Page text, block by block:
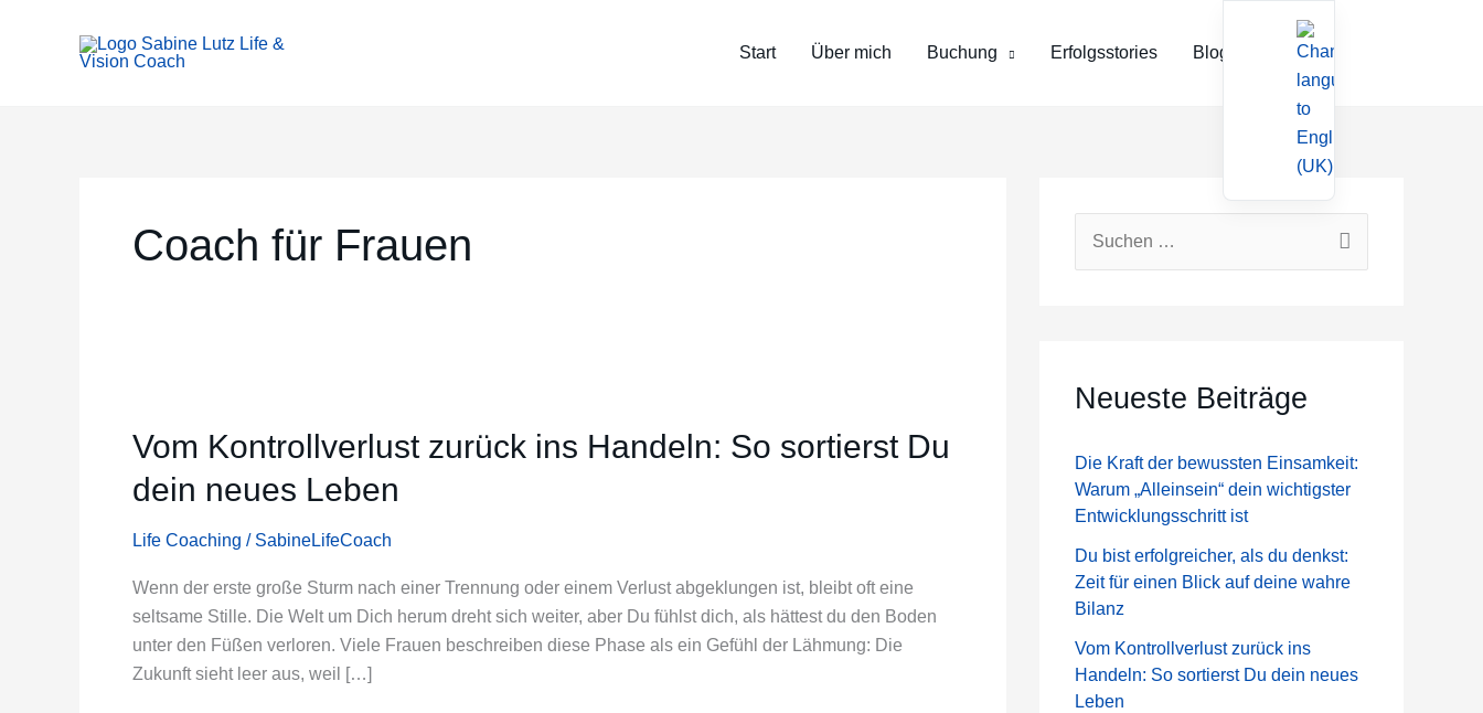
Start Über mich Buchung Erfolgsstories Blog Kontakt
Coach für Frauen
Vom Kontrollverlust zurück ins Handeln: So sortierst Du
dein neues Leben
Life Coaching / SabineLifeCoach
Wenn der erste große Sturm nach einer Trennung oder einem Verlust abgeklungen ist, bleibt oft eine
seltsame Stille. Die Welt um Dich herum dreht sich weiter, aber Du fühlst dich, als hättest du den Boden
unter den Füßen verloren. Viele Frauen beschreiben diese Phase als ein Gefühl der Lähmung: Die
Zukunft sieht leer aus, weil […]
zurück
Handeln:
Du
dein
neues
Leben
e
n
a
h
:
Neueste Beiträge
Die Kraft der bewussten Einsamkeit:
Warum „Alleinsein“ dein wichtigster
Entwicklungsschritt ist
Du bist erfolgreicher, als du denkst:
Zeit für einen Blick auf deine wahre
Bilanz
Vom Kontrollverlust zurück ins
Handeln: So sortierst Du dein neues
Leben